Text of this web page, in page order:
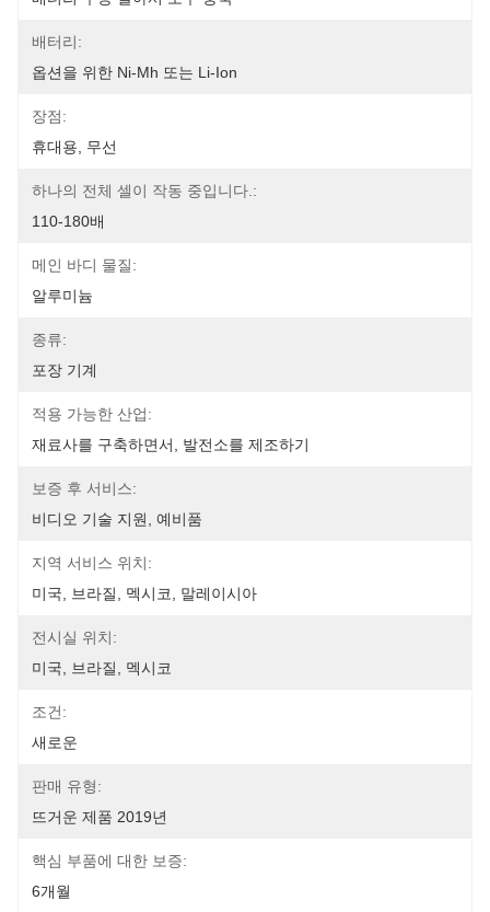
배터리:
옵션을 위한 Ni-Mh 또는 Li-Ion
장점:
휴대용, 무선
하나의 전체 셀이 작동 중입니다.:
110-180배
메인 바디 물질:
알루미늄
종류:
포장 기계
적용 가능한 산업:
재료사를 구축하면서, 발전소를 제조하기
보증 후 서비스:
비디오 기술 지원, 예비품
지역 서비스 위치:
미국, 브라질, 멕시코, 말레이시아
전시실 위치:
미국, 브라질, 멕시코
조건:
새로운
판매 유형:
뜨거운 제품 2019년
핵심 부품에 대한 보증:
6개월